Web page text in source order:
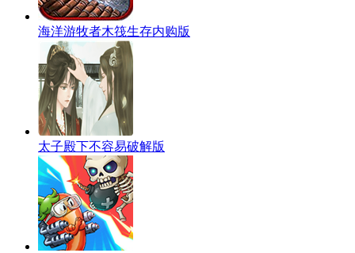
海洋游牧者木筏生存内购版
太子殿下不容易破解版